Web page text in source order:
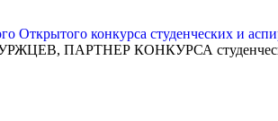
Открытого конкурса студенческих и
ПАРТНЕР КОНКУРСА